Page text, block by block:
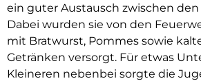
ein guter Austausch zwischen
Dabei wurden sie von den
mit Bratwurst, Pommes sowie
Getränken versorgt. Für etwas
Kleineren nebenbei sorgte die